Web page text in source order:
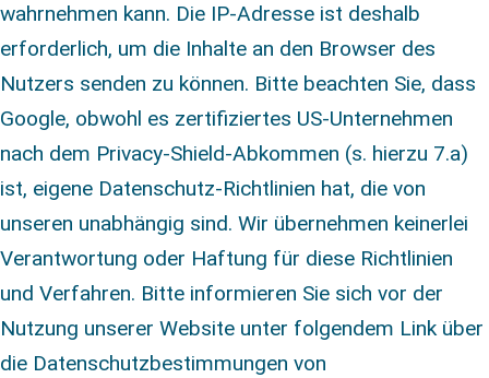
wahrnehmen kann. Die IP-Adresse ist deshalb
erforderlich, um die Inhalte an den Browser des
Nutzers senden zu können. Bitte beachten Sie, dass
Google, obwohl es zertifiziertes US-Unternehmen
nach dem Privacy-Shield-Abkommen (s. hierzu 7.a)
ist, eigene Datenschutz-Richtlinien hat, die von
unseren unabhängig sind. Wir übernehmen keinerlei
Verantwortung oder Haftung für diese Richtlinien
und Verfahren. Bitte informieren Sie sich vor der
Nutzung unserer Website unter folgendem Link über
die Datenschutzbestimmungen von